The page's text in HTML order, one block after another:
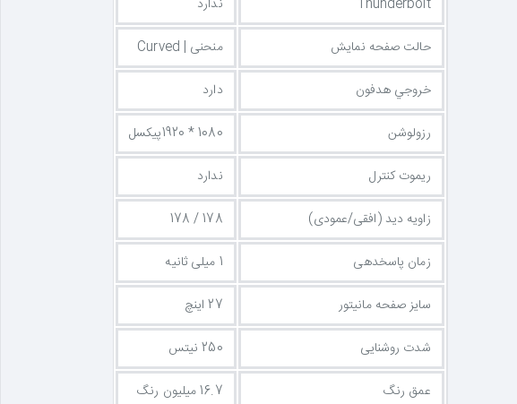
Thunderbolt
ندارد
حالت صفحه نمایش
منحنی | Curved
خروجي هدفون
دارد
رزولوشن
1080 * 1920پیکسل
ریموت کنترل
ندارد
زاویه دید (افقی/عمودی)
178 / 178
زمان پاسخدهی
1 میلی ثانیه
سایز صفحه مانیتور
27 اینچ
شدت روشنایی
250 نیتس
عمق رنگ
16.7 میلیون رنگ